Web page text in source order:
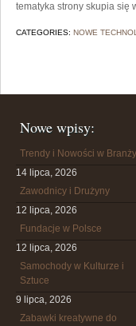
tematyka strony skupia się
CATEGORIES: NOWE
Nowe wpisy:
Trendy i Nowości w Branży
14 lipca, 2026
Zawodnicy i Drużyny
12 lipca, 2026
Fundacje w Polsce
12 lipca, 2026
Samochody w Kulturze i
Sztuce
9 lipca, 2026
Zabawki kreatywne do